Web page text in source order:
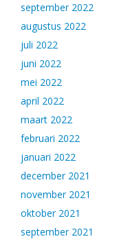
september 2022
augustus 2022
juli 2022
juni 2022
mei 2022
april 2022
maart 2022
februari 2022
januari 2022
december 2021
november 2021
oktober 2021
september 2021